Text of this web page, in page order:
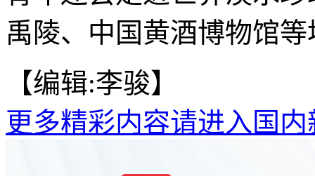
禹陵、中国黄酒博物馆
【编辑:李骏】
更多精彩内容请进入国内